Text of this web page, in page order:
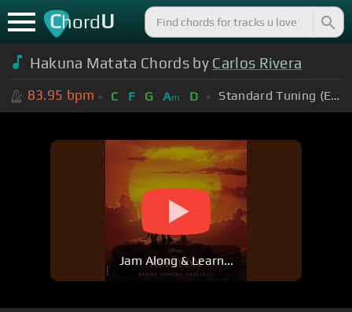
ChordU
Hakuna Matata Chords by Carlos Rivera
83.95 bpm C F G Am D Standard Tuning (EADGBE)
Jam Along & Learn...